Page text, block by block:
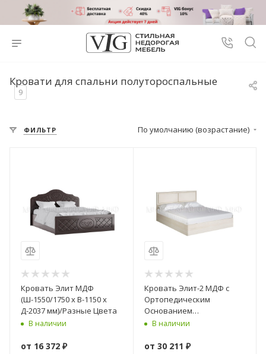
Кровати для спальни полутороспальные
9
ФИЛЬТР По умолчанию (возрастание)
Кровать Элит МДФ
(Ш-1550/1750 х В-1150 х
Д-2037 мм)/Разные Цвета
В наличии
от 16 372 ₽
Кровать Элит-2 МДФ с
Ортопедическим
Основанием
(Ш-1200/1400/1600 х В-1000
В наличии
от 30 211 ₽